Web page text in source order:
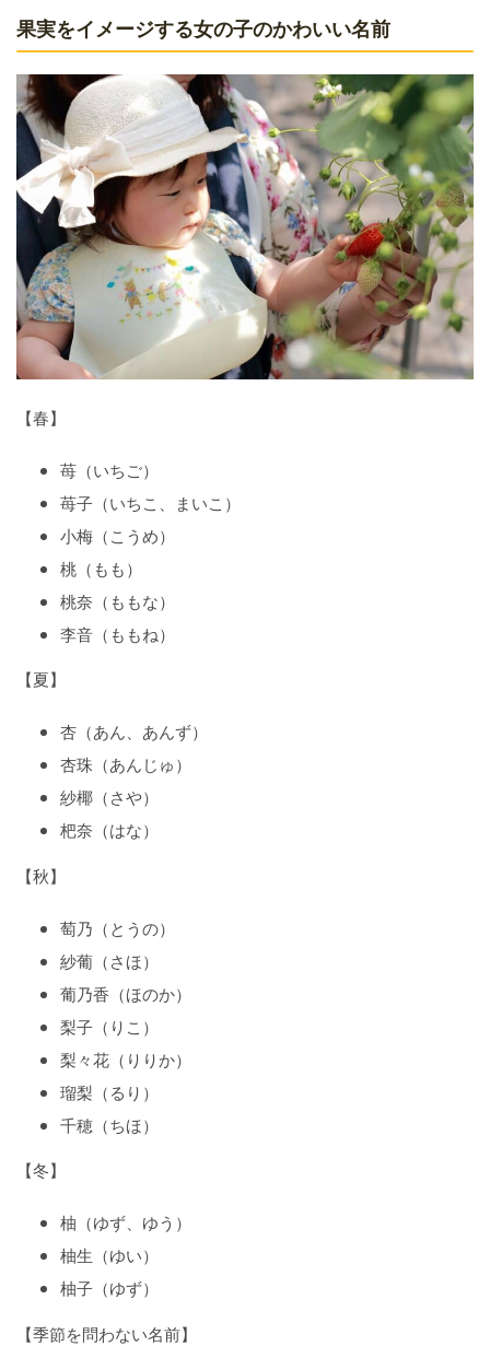
果実をイメージする女の子のかわいい名前
【春】
苺（いちご）
苺子（いちこ、まいこ）
小梅（こうめ）
桃（もも）
桃奈（ももな）
李音（ももね）
【夏】
杏（あん、あんず）
杏珠（あんじゅ）
紗椰（さや）
杷奈（はな）
【秋】
萄乃（とうの）
紗葡（さほ）
葡乃香（ほのか）
梨子（りこ）
梨々花（りりか）
瑠梨（るり）
千穂（ちほ）
【冬】
柚（ゆず、ゆう）
柚生（ゆい）
柚子（ゆず）
【季節を問わない名前】